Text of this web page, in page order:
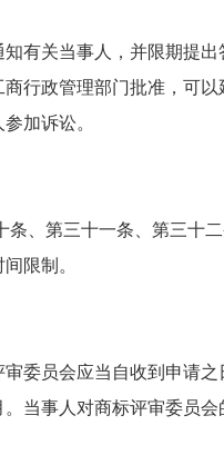
关当事人，并限期提出
行政管理部门批准，可
加诉讼。
第三十一条、第三十
限制。
员会应当自收到申请
当事人对商标评审委员